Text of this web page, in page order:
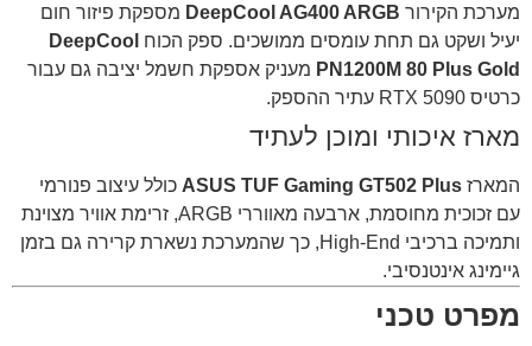
מערכת הקירור DeepCool AG400 ARGB מספקת פיזור חום
יעיל ושקט גם תחת עומסים ממושכים. ספק הכוח DeepCool
PN1200M 80 Plus Gold מעניק אספקת חשמל יציבה גם עבור
כרטיס RTX 5090 עתיר ההספק.
מארז איכותי ומוכן לעתיד
המארז ASUS TUF Gaming GT502 Plus כולל עיצוב פנורמי
עם זכוכית מחוסמת, ארבעה מאווררי ARGB, זרימת אוויר מצוינת
ותמיכה ברכיבי High-End, כך שהמערכת נשארת קרירה גם בזמן
גיימינג אינטנסיבי.
מפרט טכני